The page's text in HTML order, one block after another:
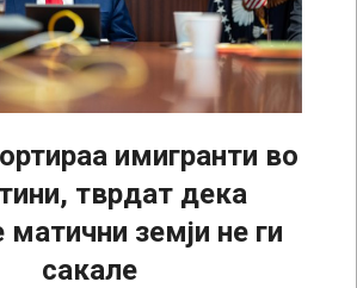
имигранти во
тврдат дека
матични земји не ги
сакале